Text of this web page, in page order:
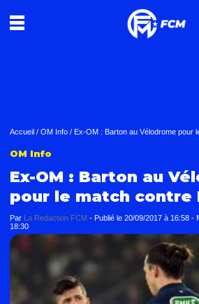
Accueil / OM Info / Ex-OM : Barton au Vélodrome pour
OM Info
Ex-OM : Barton au
pour le match contre
Par La Redaction FCM - Publié le 20/09/2017 à 16:58 -
18:30